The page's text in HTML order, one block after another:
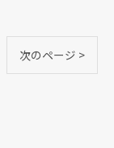
次のページ >